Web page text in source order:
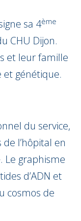
sa 4ème
CHU Dijon.
et leur famille
génétique.
du service,
l’hôpital en
Le graphisme
d’ADN et
cosmos de